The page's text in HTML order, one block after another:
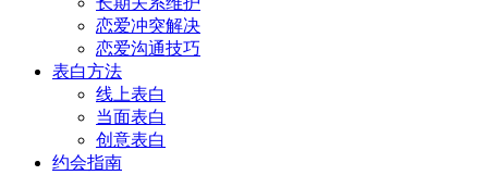
恋爱冲突解决
恋爱沟通技巧
表白方法
线上表白
当面表白
创意表白
约会指南